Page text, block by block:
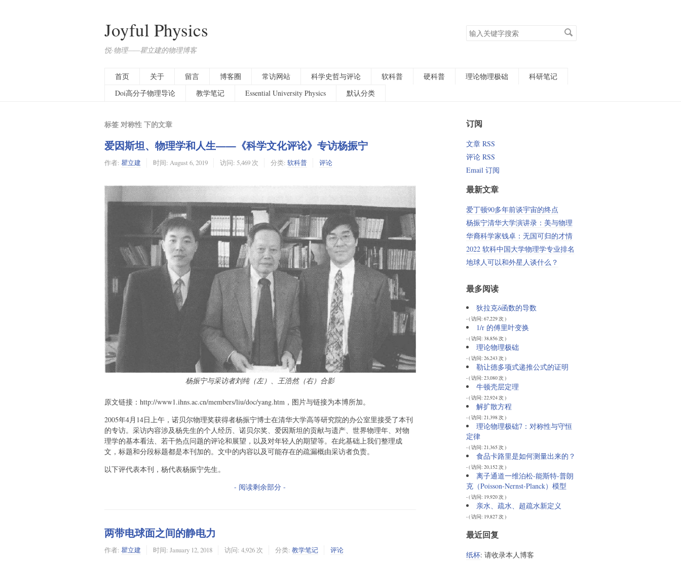
Joyful Physics
悦·物理——瞿立建的物理博客
搜
索
首页 关于 留言 博客圈 常访网站 科学史哲与评论 软科普 硬科普 理论物理极础
科研笔记
Doi高分子物理导论
教学笔记 Essential University Physics 默认分类
标签 对称性 下的文章
爱因斯坦、物理学和人生——《科学文化评论》专访杨振宁
作者: 瞿立建 时间: August 6, 2019 访问: 5,469 次 分类: 软科普 评论
杨振宁与采访者刘纯（左）、王浩然（右）合影
原文链接：http://www1.ihns.ac.cn/members/liu/doc/yang.htm，图片与链接为本博所加。
2005年4月14日上午，诺贝尔物理奖获得者杨振宁博士在清华大学高等研究院的办公室里接受了本刊
的专访。采访内容涉及杨先生的个人经历、诺贝尔奖、爱因斯坦的贡献与遗产、世界物理年、对物
理学的基本看法、若干热点问题的评论和展望，以及对年轻人的期望等。在此基础上我们整理成
文，标题和分段标题都是本刊加的。文中的内容以及可能存在的疏漏概由采访者负责。
以下评代表本刊，杨代表杨振宁先生。
- 阅读剩余部分 -
两带电球面之间的静电力
作者: 瞿立建 时间: January 12, 2018 访问: 4,926 次 分类: 教学笔记 评论
订阅
文章 RSS
评论 RSS
Email 订阅
最新文章
爱丁顿90多年前谈宇宙的终点
杨振宁清华大学演讲录：美与物理
华裔科学家钱卓：无国可归的才情
2022 软科中国大学物理学专业排名
地球人可以和外星人谈什么？
最多阅读
狄拉克δ函数的导数
- ( 访问: 67,229 次 )
1/r 的傅里叶变换
- ( 访问: 38,856 次 )
理论物理极础
- ( 访问: 26,243 次 )
勒让德多项式递推公式的证明
- ( 访问: 23,080 次 )
牛顿壳层定理
- ( 访问: 22,924 次 )
解扩散方程
- ( 访问: 21,398 次 )
理论物理极础7：对称性与守恒
定律
- ( 访问: 21,365 次 )
食品卡路里是如何测量出来的？
- ( 访问: 20,152 次 )
离子通道一维泊松-能斯特-普朗
克（Poisson-Nernst-Planck）模型
- ( 访问: 19,920 次 )
亲水、疏水、超疏水新定义
- ( 访问: 19,827 次 )
最近回复
纸杯: 请收录本人博客